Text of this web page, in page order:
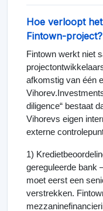
Hoe verloopt
Fintown-project?
Fintown werkt niet
afkomstig van één
diligence“ bestaat
Vihorevs eigen
externe
1)
gereguleerde
moet eerst een
verstrekken.